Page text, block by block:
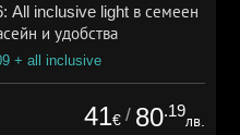
All inclusive light в семеен
и удобства
+ all inclusive
41€ / 80.19
лв.